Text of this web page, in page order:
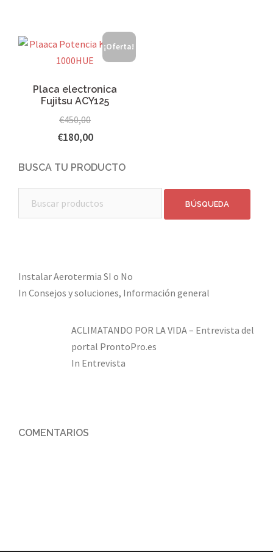
¡Oferta!
Placa electronica
Fujitsu ACY125
€450,00
€180,00
BUSCA TU PRODUCTO
Instalar Aerotermia SI o No
In Consejos y soluciones, Información general
ACLIMATANDO POR LA VIDA – Entrevista del
portal ProntoPro.es
In Entrevista
COMENTARIOS